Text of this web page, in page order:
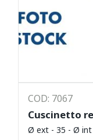
COD: 7067
Cuscinetto
Ø ext - 35 - Ø int